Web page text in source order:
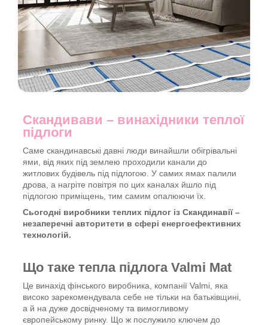
Скандивави – винахідники теплої
підлоги
Саме скандинавські давні люди винайшли обігрівальні
ями, від яких під землею проходили канали до
житлових будівель під підлогою. У самих ямах палили
дрова, а нагріте повітря по цих каналах йшло під
підлогою приміщень, тим самим опалюючи їх.
Сьогодні виробники теплих підлог із Скандинавії –
незаперечні авторитети в сфері енергоефективних
технологій.
Що таке тепла підлога Valmi Mat
Це винахід фінського виробника, компанії Valmi, яка
високо зарекомендувала себе не тільки на батьківщині,
а й на дуже досвідченому та вимогливому
європейському ринку. Що ж послужило ключем до